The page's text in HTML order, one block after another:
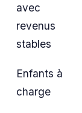
avec
revenus
stables
Enfants à
charge